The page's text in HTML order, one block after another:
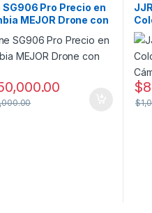
SG906 Pro Precio en
MEJOR Drone con
$
$